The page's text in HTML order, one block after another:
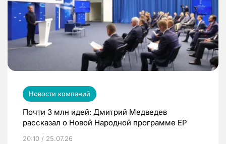
Новости компаний
Почти 3 млн идей: Дмитрий Медведев
рассказал о Новой Народной программе ЕР
20:10 / 25.07.26